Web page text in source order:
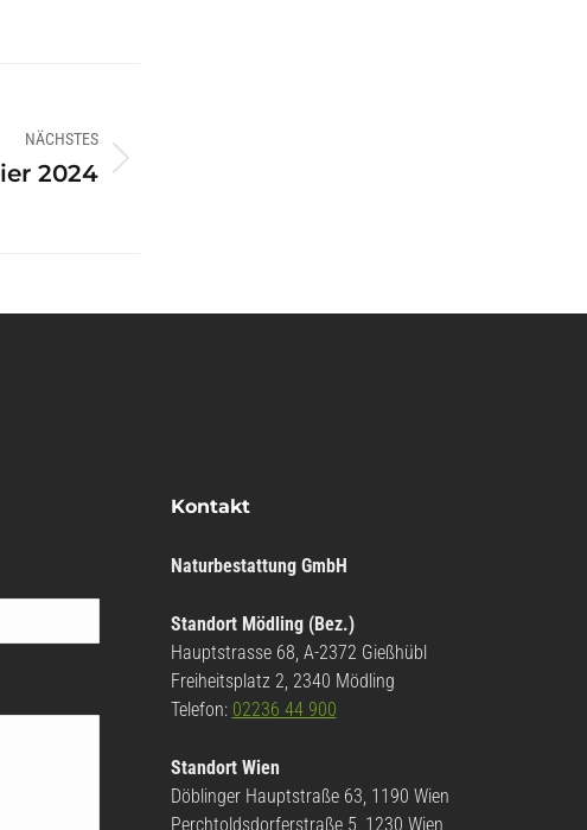
NÄCHSTES
2024
Kontakt
Naturbestattung GmbH
Standort Mödling (Bez.)
Hauptstrasse 68, A-2372 Gießhübl
Freiheitsplatz 2, 2340 Mödling
Telefon: 02236 44 900
Standort Wien
Döblinger Hauptstraße 63, 1190 Wien
Perchtoldsdorferstraße 5, 1230 Wien